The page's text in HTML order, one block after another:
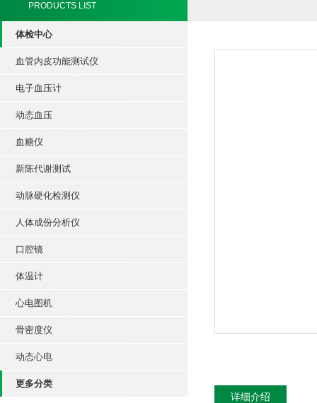
PRODUCTS LIST
体检中心
血管内皮功能测试仪
电子血压计
动态血压
血糖仪
新陈代谢测试
动脉硬化检测仪
人体成份分析仪
口腔镜
体温计
心电图机
骨密度仪
动态心电
更多分类
详细介绍